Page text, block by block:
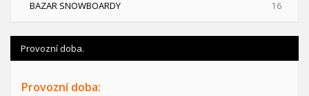
BAZAR SNOWBOARDY 16
Provozní doba.
Provozní doba: